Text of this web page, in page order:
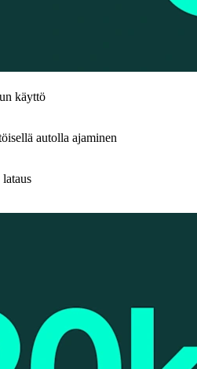
käyttö
autolla ajaminen